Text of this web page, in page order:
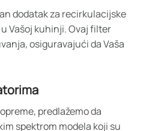
dodatak za recirkulacijske
Vašoj kuhinji. Ovaj filter
osiguravajući da Vaša
predlažemo da
spektrom modela koji su